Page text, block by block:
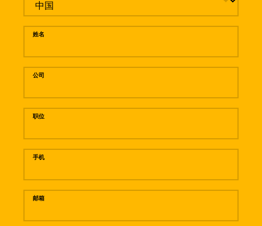
姓名
公司
职位
手机
邮箱